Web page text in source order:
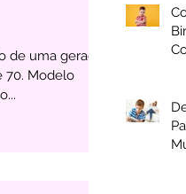
de uma geração
70. Modelo